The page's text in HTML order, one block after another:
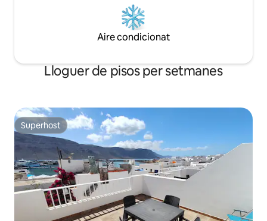
Aire condicionat
Lloguer de pisos per setmanes
Superhost
Superhost